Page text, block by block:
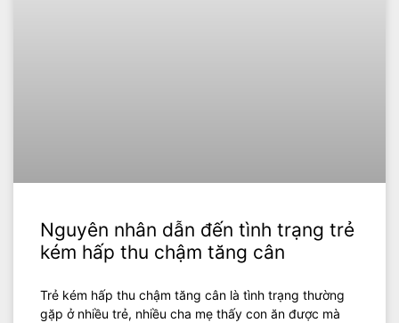
Nguyên nhân dẫn đến tình trạng trẻ
kém hấp thu chậm tăng cân
Trẻ kém hấp thu chậm tăng cân là tình trạng thường
gặp ở nhiều trẻ, nhiều cha mẹ thấy con ăn được mà